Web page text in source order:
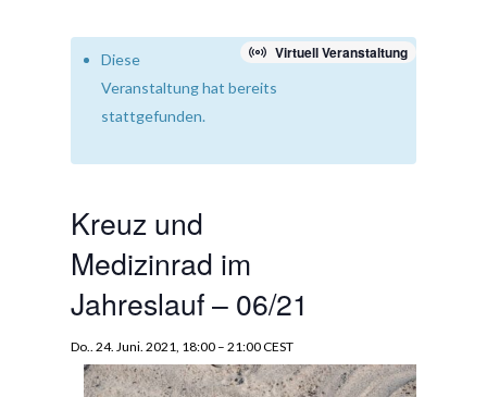
Virtuell Veranstaltung
Diese
Veranstaltung hat bereits
stattgefunden.
Kreuz und
Medizinrad im
Jahreslauf – 06/21
Do.. 24. Juni. 2021, 18:00– 21:00CEST